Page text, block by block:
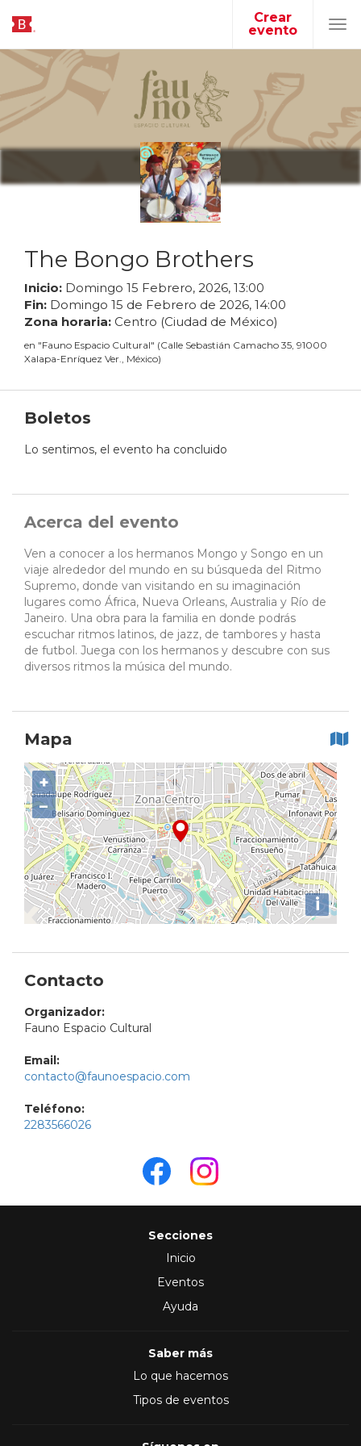
Crear
evento
The Bongo Brothers
Inicio: Domingo 15 Febrero, 2026, 13:00
Fin: Domingo 15 de Febrero de 2026, 14:00
Zona horaria: Centro (Ciudad de México)
en "Fauno Espacio Cultural" (Calle Sebastián Camacho 35, 91000
Xalapa-Enríquez Ver., México)
Boletos
Lo sentimos, el evento ha concluido
Acerca del evento
Ven a conocer a los hermanos Mongo y Songo en un
viaje alrededor del mundo en su búsqueda del Ritmo
Supremo, donde van visitando en su imaginación
lugares como África, Nueva Orleans, Australia y Río de
Janeiro. Una obra para la familia en donde podrás
escuchar ritmos latinos, de jazz, de tambores y hasta
de futbol. Juega con los hermanos y descubre con sus
diversos ritmos la música del mundo.
Mapa
+
−
i
Contacto
Organizador:
Fauno Espacio Cultural
Email:
contacto@faunoespacio.com
Teléfono:
2283566026
Secciones
Inicio
Eventos
Ayuda
Saber más
Lo que hacemos
Tipos de eventos